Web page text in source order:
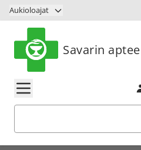
Siirry sisältöön
Aukioloajat
Savarin